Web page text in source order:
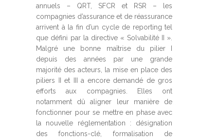
annuels – QRT, SFCR et RSR – les
compagnies d’assurance et de réassurance
arrivent à la fin d’un cycle de reporting tel
que défini par la directive « Solvabilité II ».
Malgré une bonne maîtrise du pilier I
depuis des années par une grande
majorité des acteurs, la mise en place des
piliers II et III a encore demandé de gros
efforts aux compagnies. Elles ont
notamment dû aligner leur manière de
fonctionner pour se mettre en phase avec
la nouvelle réglementation : désignation
des fonctions-clé, formalisation de